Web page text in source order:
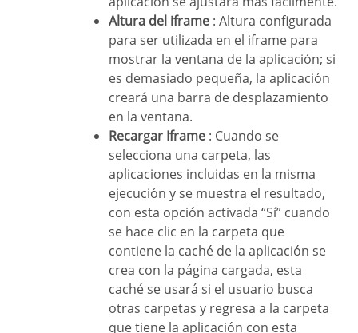
Altura del iframe : Altura configurada
para ser utilizada en el iframe para
mostrar la ventana de la aplicación; si
es demasiado pequeña, la aplicación
creará una barra de desplazamiento
en la ventana.
Recargar Iframe : Cuando se
selecciona una carpeta, las
aplicaciones incluidas en la misma
ejecución y se muestra el resultado,
con esta opción activada “Sí” cuando
se hace clic en la carpeta que
contiene la caché de la aplicación se
crea con la página cargada, esta
caché se usará si el usuario busca
otras carpetas y regresa a la carpeta
que tiene la aplicación con esta